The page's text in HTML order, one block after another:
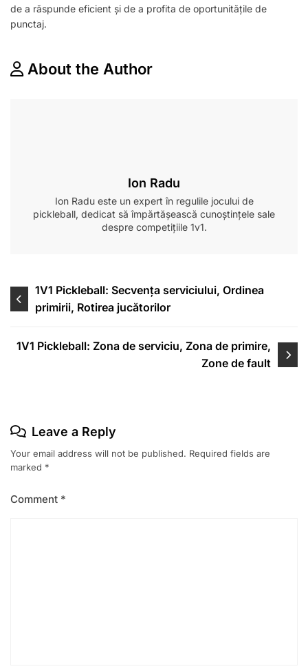
de a răspunde eficient și de a profita de oportunitățile de
punctaj.
About the Author
Ion Radu
Ion Radu este un expert în regulile jocului de
pickleball, dedicat să împărtășească cunoștințele sale
despre competițiile 1v1.
Post
navigation
1V1 Pickleball: Secvența serviciului, Ordinea
primirii, Rotirea jucătorilor
1V1 Pickleball: Zona de serviciu, Zona de primire,
Zone de fault
Leave a Reply
Your email address will not be published. Required fields are
marked *
Comment *